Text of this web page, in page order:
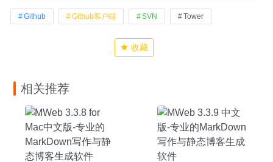
Github Github客户端 SVN Tower
收藏
相关推荐